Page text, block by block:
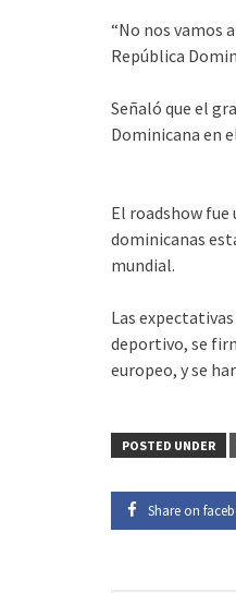
“No nos vamos
República
Señaló que el
Dominicana en
El roadshow fue
dominicanas
mundial.
Las
deportivo, se
europeo, y se
POSTED UNDER
Share on